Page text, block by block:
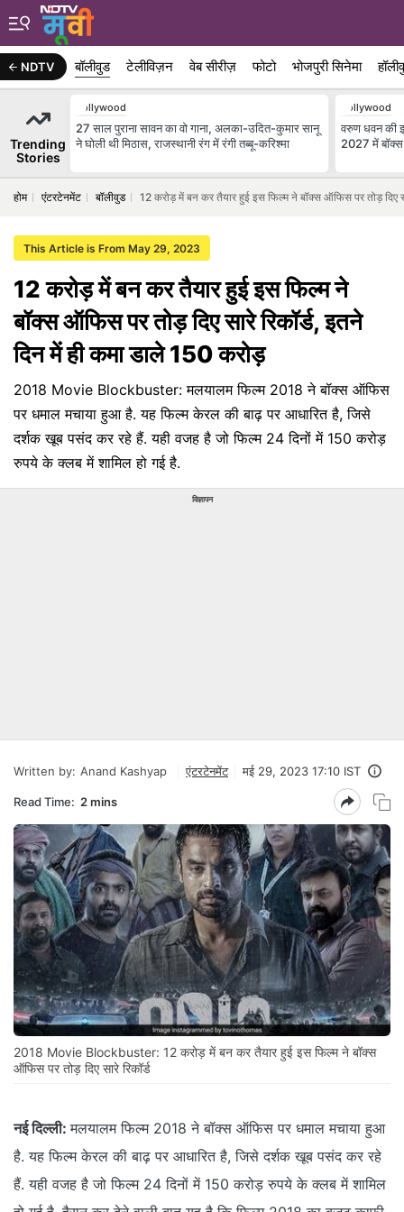
NDTV बॉलीवुड टेलीविज़न वेब सीरीज़ फोटो भोजपुरी सिनेमा
Trending
Stories
Bollywood
27 साल पुराना सावन का वो गाना, अलका-उदित-कुमार सानू
ने घोली थी मिठास, राजस्थानी रंग में रंगी तब्बू-करिश्मा
Bollywood
वरुण धवन की
2027 में
होम एंटरटेनमेंट बॉलीवुड 12 करोड़ में बन कर तैयार हुई इस फिल्म ने बॉक्स ऑफिस पर तोड़ दिए
This Article is From May 29, 2023
12 करोड़ में बन कर तैयार हुई इस फिल्म ने
बॉक्स ऑफिस पर तोड़ दिए सारे रिकॉर्ड, इतने
दिन में ही कमा डाले 150 करोड़
2018 Movie Blockbuster: मलयालम फिल्म 2018 ने बॉक्स ऑफिस
पर धमाल मचाया हुआ है. यह फिल्म केरल की बाढ़ पर आधारित है, जिसे
दर्शक खूब पसंद कर रहे हैं. यही वजह है जो फिल्म 24 दिनों में 150 करोड़
रुपये के क्लब में शामिल हो गई है.
विज्ञापन
Written by: Anand Kashyap एंटरटेनमेंट मई 29, 2023 17:10 IST
Read Time: 2 mins
2018 Movie Blockbuster: 12 करोड़ में बन कर तैयार हुई इस फिल्म ने बॉक्स
ऑफिस पर तोड़ दिए सारे रिकॉर्ड
नई दिल्ली: मलयालम फिल्म 2018 ने बॉक्स ऑफिस पर धमाल मचाया हुआ
है. यह फिल्म केरल की बाढ़ पर आधारित है, जिसे दर्शक खूब पसंद कर रहे
हैं. यही वजह है जो फिल्म 24 दिनों में 150 करोड़ रुपये के क्लब में शामिल